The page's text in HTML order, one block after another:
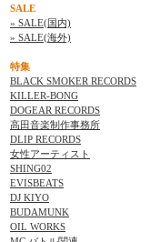
SALE
» SALE(国内)
» SALE(海外)
特集
BLACK SMOKER RECORDS
KILLER-BONG
DOGEAR RECORDS
高田音楽制作事務所
DLIP RECORDS
女性アーティスト
SHING02
EVISBEATS
DJ KIYO
BUDAMUNK
OIL WORKS